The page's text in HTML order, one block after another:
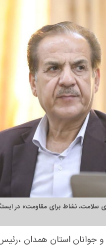
سلامت، نشاط برای مقاومت» در
و جوانان استان همدان